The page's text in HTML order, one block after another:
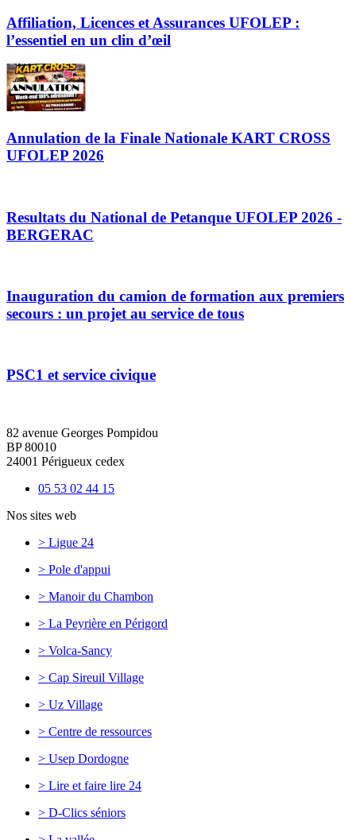
Affiliation, Licences et Assurances UFOLEP :
l’essentiel en un clin d’œil
Annulation de la Finale Nationale KART CROSS
UFOLEP 2026
Resultats du National de Petanque UFOLEP 2026 -
BERGERAC
Inauguration du camion de formation aux premiers
secours : un projet au service de tous
PSC1 et service civique
82 avenue Georges Pompidou
BP 80010
24001 Périgueux cedex
05 53 02 44 15
Nos sites web
> Ligue 24
> Pole d'appui
> Manoir du Chambon
> La Peyrière en Périgord
> Volca-Sancy
> Cap Sireuil Village
> Uz Village
> Centre de ressources
> Usep Dordogne
> Lire et faire lire 24
> D-Clics séniors